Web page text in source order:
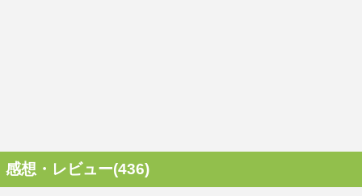
感想・レビュー(436)